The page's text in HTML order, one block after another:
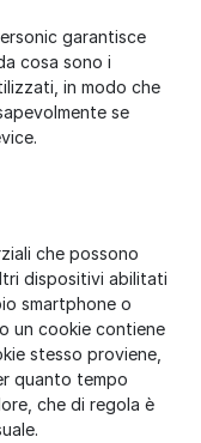
garantisce
cosa sono i
in modo che
se
che possono
dispositivi abilitati
smartphone o
un cookie contiene
stesso proviene,
quanto tempo
che di regola è